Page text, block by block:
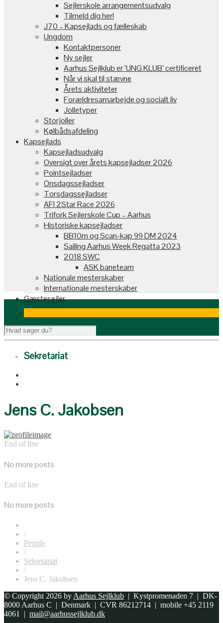
Sejlerskole arrangementsudvalg
Tilmeld dig her!
J70 – Kapsejlads og fælleskab
Ungdom
Kontaktpersoner
Ny sejler
Aarhus Sejlklub er ‘UNG KLUB’ certificeret
Når vi skal til stævne
Årets aktiviteter
Forældresamarbejde og socialt liv
Jolletyper
Storjoller
Kølbådsafdeling
Kapsejlads
Kapsejladsudvalg
Oversigt over årets kapsejladser 2026
Pointsejladser
Onsdagssejladser
Torsdagssejladser
AFI 2Star Race 2026
Trifork Sejlerskole Cup – Aarhus
Historiske kapsejladser
BB10m og Scan-kap 99 DM 2024
Sailing Aarhus Week Regatta 2023
2018 SWC
ASK baneteam
Nationale mesterskaber
Internationale mesterskaber
Gæstesejler
Sekretariat
Jens C. Jakobsen
End of line
No more posts
End of line
No more posts
/
People
/
Sekretariat
/
Jens C. Jakobsen
© Copyright 2026 by Aarhus Sejlklub | Kystpromenaden 7 | DK-
8000 Aarhus C | Denmark | CVR 86212714 | mobile +45 2119
4061 | mail@aarhussejlklub.dk